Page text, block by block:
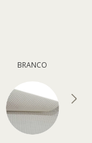
BRANCO